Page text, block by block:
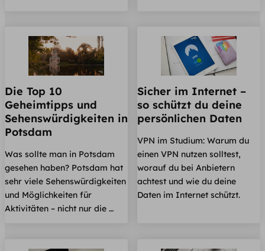
Die Top 10
Geheimtipps und
Sehenswürdigkeiten in
Potsdam
Was sollte man in Potsdam
gesehen haben? Potsdam hat
sehr viele Sehenswürdigkeiten
und Möglichkeiten für
Aktivitäten – nicht nur die …
Sicher im Internet –
so schützt du deine
persönlichen Daten
VPN im Studium: Warum du
einen VPN nutzen solltest,
worauf du bei Anbietern
achtest und wie du deine
Daten im Internet schützt.